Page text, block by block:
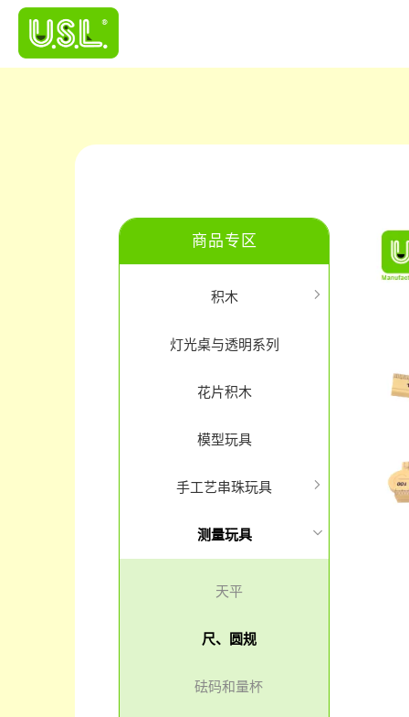
商品专区
积木
灯光桌与透明系列
花片积木
模型玩具
手工艺串珠玩具
测量玩具
天平
尺、圆规
砝码和量杯